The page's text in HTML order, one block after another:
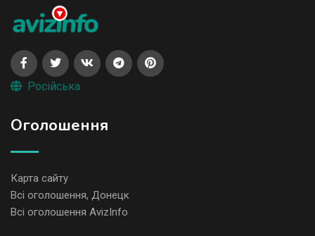
Російська
Оголошення
Карта сайту
Всі оголошення, Донецк
Всі оголошення AvizInfo